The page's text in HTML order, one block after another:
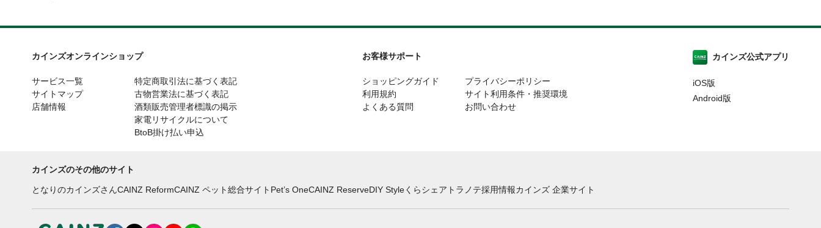
カインズオンラインショップ
サービス一覧
サイトマップ
店舗情報
特定商取引法に基づく表記
古物営業法に基づく表記
酒類販売管理者標識の掲示
家電リサイクルについて
BtoB掛け払い申込
お客様サポート
ショッピングガイド
利用規約
よくある質問
プライバシーポリシー
サイト利用条件・推奨環境
お問い合わせ
カインズ公式アプリ
iOS版
Android版
カインズのその他のサイト
となりのカインズさんCAINZ ReformCAINZ ペット総合サイト Pet’s OneCAINZ ReserveDIY Styleくらシェア トラノテ採用情報カインズ 企業サイト